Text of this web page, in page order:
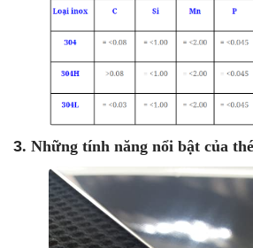
3. Những tính năng nổi bật của